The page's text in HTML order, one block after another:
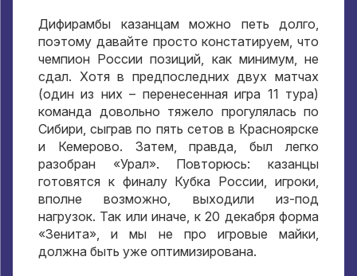
Дифирамбы казанцам можно петь долго,
поэтому давайте просто констатируем, что
чемпион России позиций, как минимум, не
сдал. Хотя в предпоследних двух матчах
(один из них – перенесенная игра 11 тура)
команда довольно тяжело прогулялась по
Сибири, сыграв по пять сетов в Красноярске
и Кемерово. Затем, правда, был легко
разобран «Урал». Повторюсь: казанцы
готовятся к финалу Кубка России, игроки,
вполне возможно, выходили из-под
нагрузок. Так или иначе, к 20 декабря форма
«Зенита», и мы не про игровые майки,
должна быть уже оптимизирована.